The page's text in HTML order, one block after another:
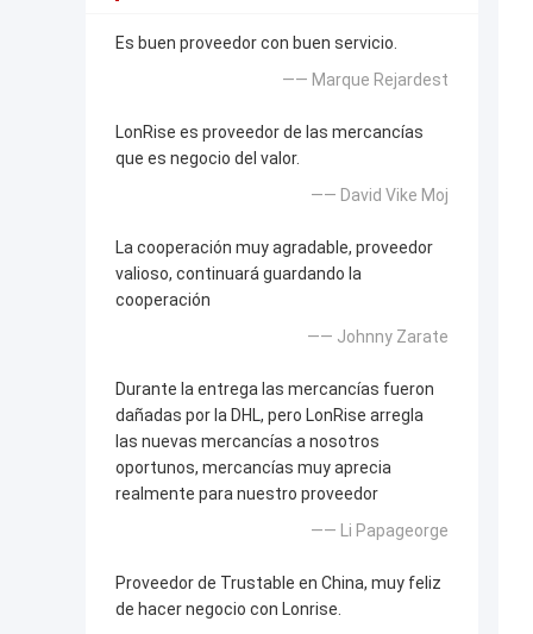
Es buen proveedor con buen servicio.
—— Marque Rejardest
LonRise es proveedor de las mercancías
que es negocio del valor.
—— David Vike Moj
La cooperación muy agradable, proveedor
valioso, continuará guardando la
cooperación
—— Johnny Zarate
Durante la entrega las mercancías fueron
dañadas por la DHL, pero LonRise arregla
las nuevas mercancías a nosotros
oportunos, mercancías muy aprecia
realmente para nuestro proveedor
—— Li Papageorge
Proveedor de Trustable en China, muy feliz
de hacer negocio con Lonrise.